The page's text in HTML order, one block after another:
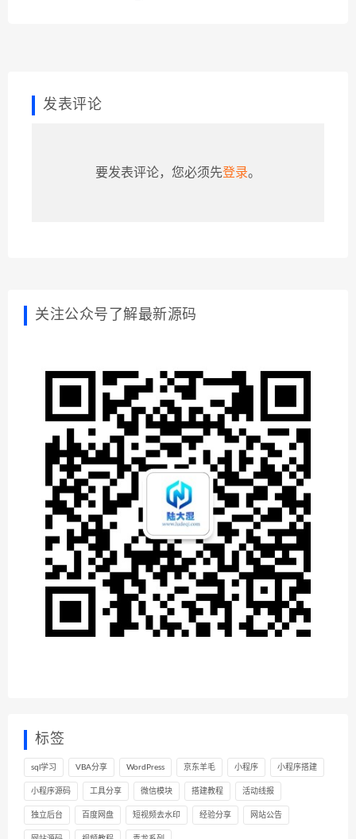
发表评论
要发表评论，您必须先登录。
关注公众号了解最新源码
标签
sql学习 VBA分享 WordPress 京东羊毛 小程序 小程序搭建
小程序源码 工具分享 微信模块 搭建教程 活动线报
独立后台 百度网盘 短视频去水印 经验分享 网站公告